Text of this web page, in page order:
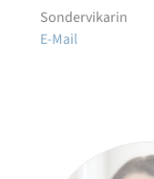
Sondervikarin
E-Mail